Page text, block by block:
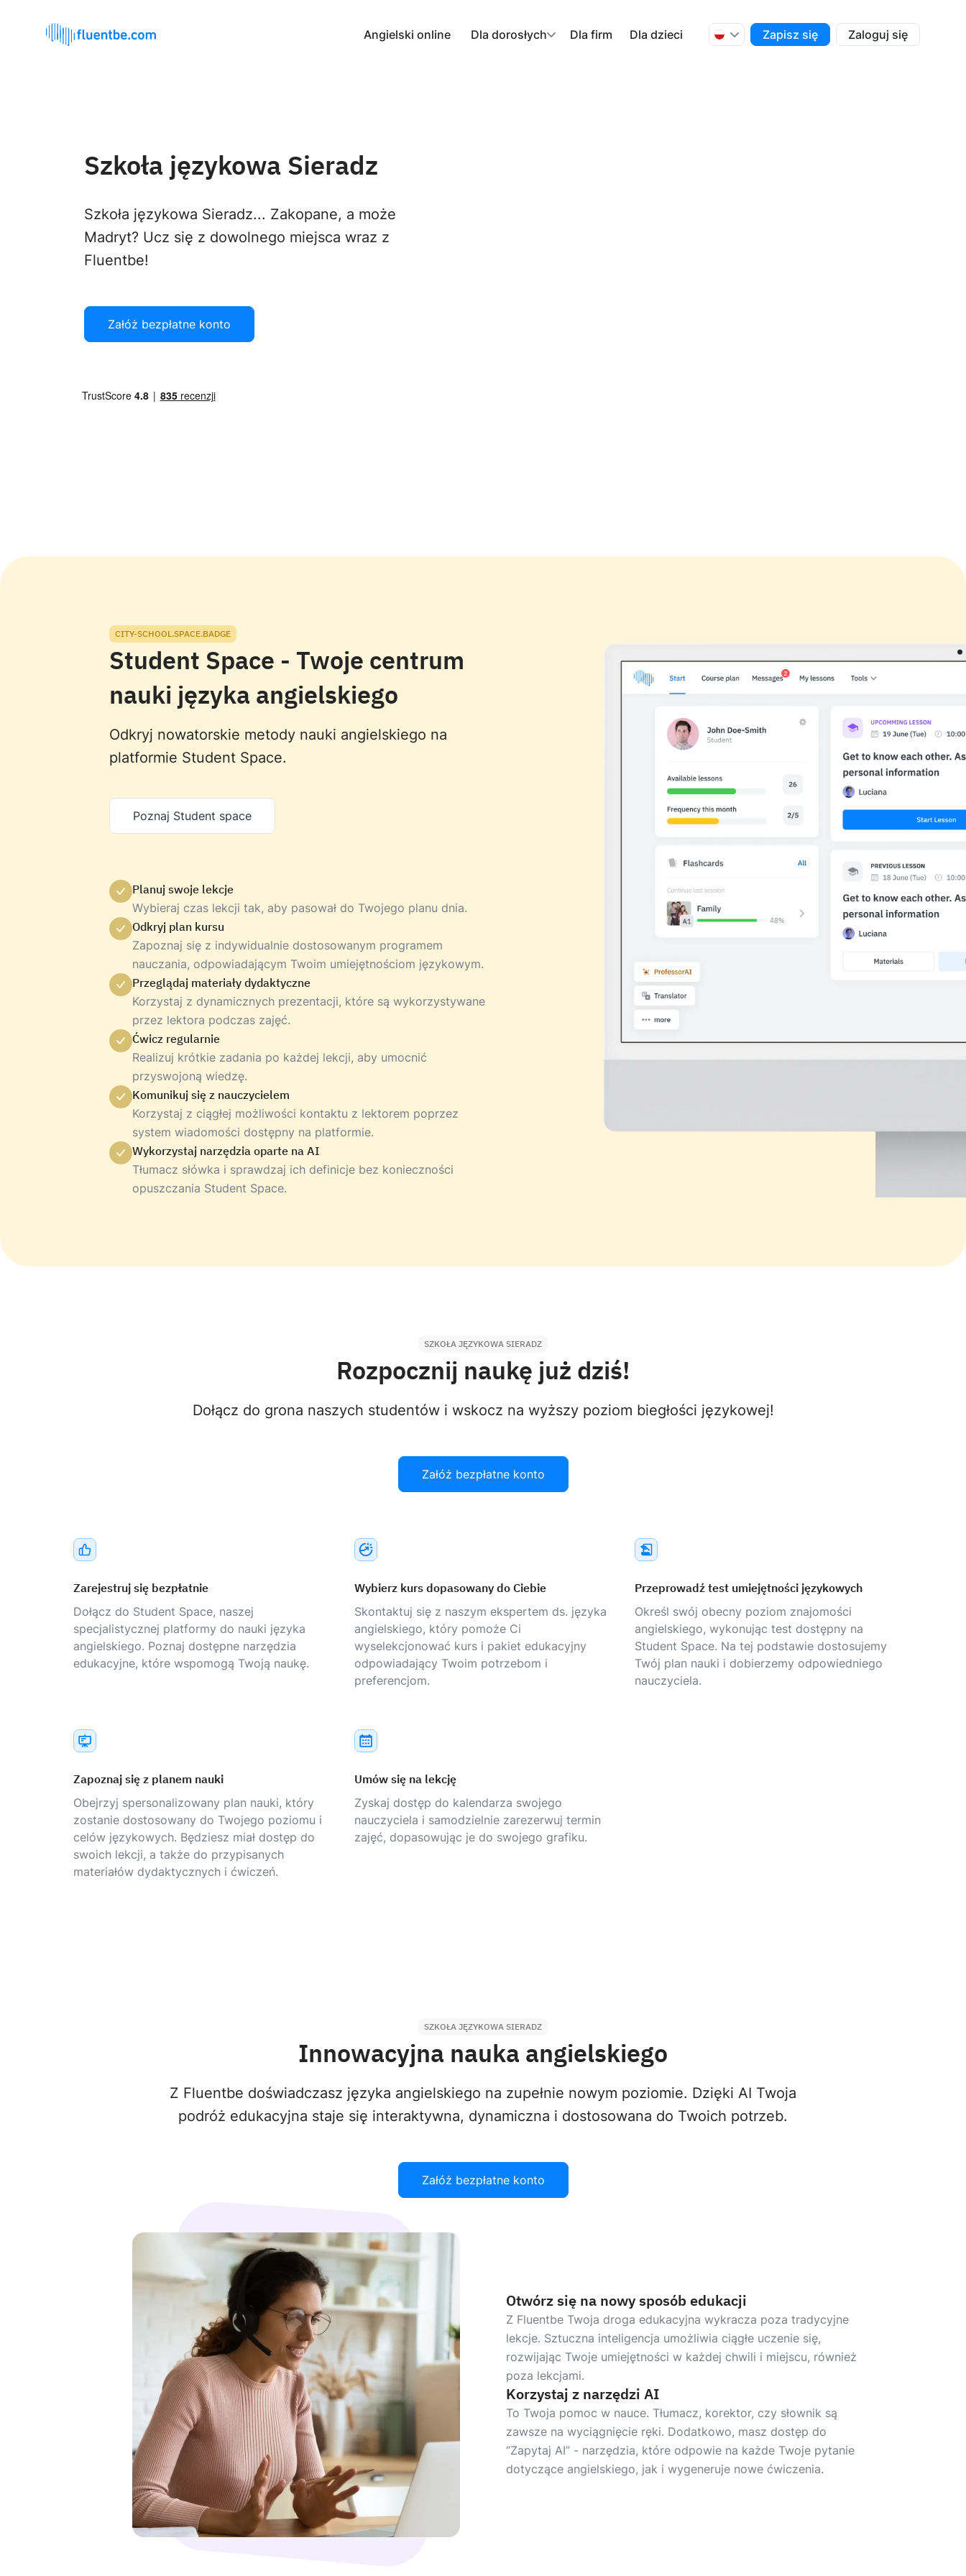
Angielski online Dla dorosłych Dla firm Dla dzieci Zapisz się Zaloguj się
Szkoła językowa Sieradz
Szkoła językowa Sieradz... Zakopane, a może
Madryt? Ucz się z dowolnego miejsca wraz z
Fluentbe!
Załóż bezpłatne konto
CITY-SCHOOL.SPACE.BADGE
Student Space - Twoje centrum
nauki języka angielskiego
Odkryj nowatorskie metody nauki angielskiego na
platformie Student Space.
Poznaj Student space
Planuj swoje lekcje
Wybieraj czas lekcji tak, aby pasował do Twojego planu dnia.
Odkryj plan kursu
Zapoznaj się z indywidualnie dostosowanym programem
nauczania, odpowiadającym Twoim umiejętnościom językowym.
Przeglądaj materiały dydaktyczne
Korzystaj z dynamicznych prezentacji, które są wykorzystywane
przez lektora podczas zajęć.
Ćwicz regularnie
Realizuj krótkie zadania po każdej lekcji, aby umocnić
przyswojoną wiedzę.
Komunikuj się z nauczycielem
Korzystaj z ciągłej możliwości kontaktu z lektorem poprzez
system wiadomości dostępny na platformie.
Wykorzystaj narzędzia oparte na AI
Tłumacz słówka i sprawdzaj ich definicje bez konieczności
opuszczania Student Space.
SZKOŁA JĘZYKOWA SIERADZ
Rozpocznij naukę już dziś!
Dołącz do grona naszych studentów i wskocz na wyższy poziom biegłości językowej!
Załóż bezpłatne konto
Zarejestruj się bezpłatnie
Dołącz do Student Space, naszej
specjalistycznej platformy do nauki języka
angielskiego. Poznaj dostępne narzędzia
edukacyjne, które wspomogą Twoją naukę.
Wybierz kurs dopasowany do Ciebie
Skontaktuj się z naszym ekspertem ds. języka
angielskiego, który pomoże Ci
wyselekcjonować kurs i pakiet edukacyjny
odpowiadający Twoim potrzebom i
preferencjom.
Przeprowadź test umiejętności językowych
Określ swój obecny poziom znajomości
angielskiego, wykonując test dostępny na
Student Space. Na tej podstawie dostosujemy
Twój plan nauki i dobierzemy odpowiedniego
nauczyciela.
Zapoznaj się z planem nauki
Obejrzyj spersonalizowany plan nauki, który
zostanie dostosowany do Twojego poziomu i
celów językowych. Będziesz miał dostęp do
swoich lekcji, a także do przypisanych
materiałów dydaktycznych i ćwiczeń.
Umów się na lekcję
Zyskaj dostęp do kalendarza swojego
nauczyciela i samodzielnie zarezerwuj termin
zajęć, dopasowując je do swojego grafiku.
SZKOŁA JĘZYKOWA SIERADZ
Innowacyjna nauka angielskiego
Z Fluentbe doświadczasz języka angielskiego na zupełnie nowym poziomie. Dzięki AI Twoja
podróż edukacyjna staje się interaktywna, dynamiczna i dostosowana do Twoich potrzeb.
Załóż bezpłatne konto
Otwórz się na nowy sposób edukacji
Z Fluentbe Twoja droga edukacyjna wykracza poza tradycyjne
lekcje. Sztuczna inteligencja umożliwia ciągłe uczenie się,
rozwijając Twoje umiejętności w każdej chwili i miejscu, również
poza lekcjami.
Korzystaj z narzędzi AI
To Twoja pomoc w nauce. Tłumacz, korektor, czy słownik są
zawsze na wyciągnięcie ręki. Dodatkowo, masz dostęp do
“Zapytaj AI” - narzędzia, które odpowie na każde Twoje pytanie
dotyczące angielskiego, jak i wygeneruje nowe ćwiczenia.